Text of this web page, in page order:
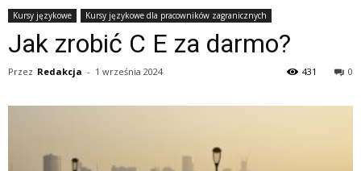
Kursy językowe Kursy językowe dla pracowników zagranicznych
Jak zrobić C E za darmo?
Przez Redakcja - 1 września 2024 0
431